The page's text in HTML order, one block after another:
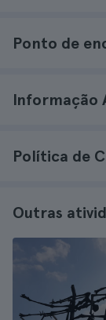
Ponto de
Informação
Política de
Outras